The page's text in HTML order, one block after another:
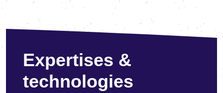
Expertises &
technologies